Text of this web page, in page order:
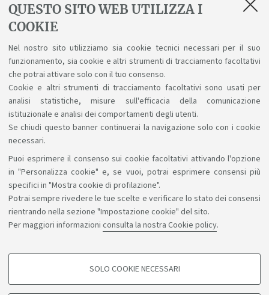
QUESTO SITO WEB UTILIZZA I
COOKIE
Nel nostro sito utilizziamo sia cookie tecnici necessari per il suo
funzionamento, sia cookie e altri strumenti di tracciamento facoltativi
che potrai attivare solo con il tuo consenso.
Cookie e altri strumenti di tracciamento facoltativi sono usati per
analisi statistiche, misure sull'efficacia della comunicazione
istituzionale e analisi dei comportamenti degli utenti.
Se chiudi questo banner continuerai la navigazione solo con i cookie
necessari.
Puoi esprimere il consenso sui cookie facoltativi attivando l'opzione
in "Personalizza cookie" e, se vuoi, potrai esprimere consensi più
specifici in "Mostra cookie di profilazione".
Potrai sempre rivedere le tue scelte e verificare lo stato dei consensi
rientrando nella sezione "Impostazione cookie" del sito.
Per maggiori informazioni consulta la nostra Cookie policy.
COOKIE DI PROFILAZIONE - FACOLTATIVI
SOLO COOKIE NECESSARI
IL TEST DI AUTOVALUTAZIONE
verificare la solidità delle tue attuali conoscenze di
base in relazione al percorso che intendi intraprendere.
Il test richiede 5 minuti per essere completato, ed è
completamente anonimo.
Sosteniamo il diritto alla conoscenza
Seguici su: